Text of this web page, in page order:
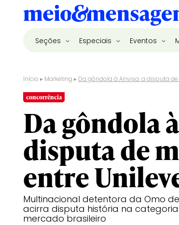
Seções Especiais Eventos
Início ▸ Marketing ▸ Da gôndola à Anvisa: a disputa
concorrência
Da gôndola
disputa de
entre
Multinacional detentora da Omo
acirra disputa história na
mercado brasileiro